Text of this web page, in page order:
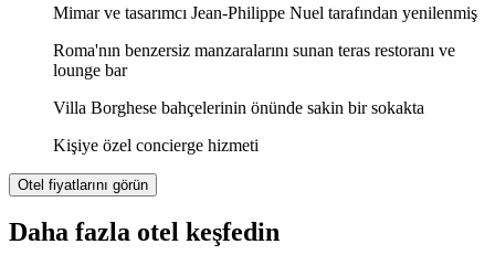
Mimar ve tasarımcı Jean-Philippe Nuel tarafından yenilenmiş
Roma'nın benzersiz manzaralarını sunan teras restoranı ve
lounge bar
Villa Borghese bahçelerinin önünde sakin bir sokakta
Kişiye özel concierge hizmeti
Otel fiyatlarını görün
Daha fazla otel keşfedin